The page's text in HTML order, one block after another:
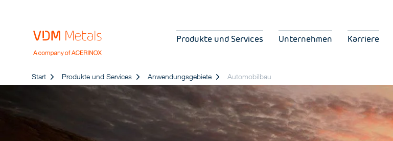
Produkte und Services Unternehmen Karriere
Start Produkte und Services Anwendungsgebiete Automobilbau